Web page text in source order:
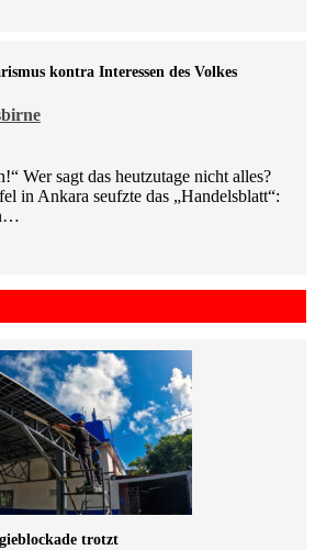
kontra Inte­ressen des Volkes
Wer sagt das heutzutage nicht alles?
in Ankara seufzte das „Handelsblatt“:
trotzt